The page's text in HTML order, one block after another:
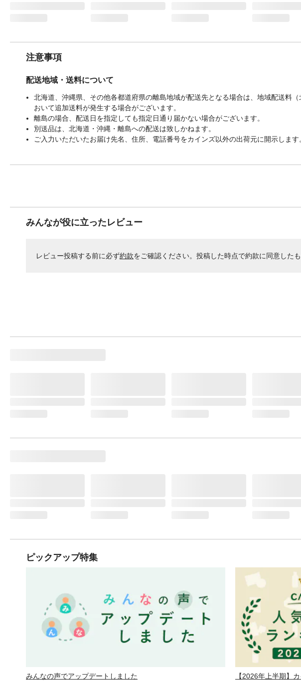
注意事項
配送地域・送料について
北海道、沖縄県、その他各都道府県の離島地域が配送先となる場合は、地域配送料
おいて追加送料が発生する場合がございます。
離島の場合、配送日を指定しても指定日通り届かない場合がございます。
別送品は、北海道・沖縄・離島への配送は致しかねます。
ご入力いただいたお届け先名、住所、電話番号をカインズ以外の出荷元に開示しま
みんなが役に立ったレビュー
レビュー投稿する前に必ず約款をご確認ください。投稿した時点で約款に同意したも
ピックアップ特集
みんなの声でアップデートしました 【2026年上半期】